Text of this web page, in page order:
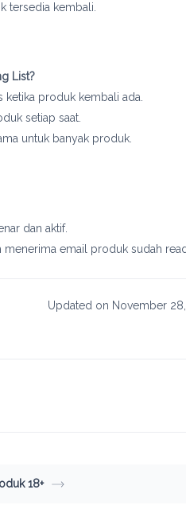
tersedia kembali.
List?
produk kembali ada.
setiap saat.
untuk banyak produk.
dan aktif.
email produk sudah
Updated on November
18+